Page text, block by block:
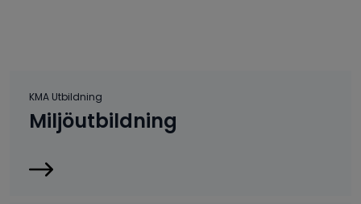
KMA Utbildning
Miljöutbildning